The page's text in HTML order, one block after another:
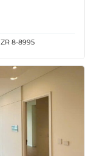
ZR 8-8995